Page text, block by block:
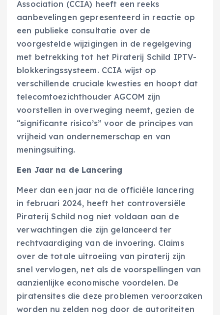
Association (CCIA) heeft een reeks
aanbevelingen gepresenteerd in reactie op
een publieke consultatie over de
voorgestelde wijzigingen in de regelgeving
met betrekking tot het Piraterij Schild IPTV-
blokkeringssysteem. CCIA wijst op
verschillende cruciale kwesties en hoopt dat
telecomtoezichthouder AGCOM zijn
voorstellen in overweging neemt, gezien de
“significante risico’s” voor de principes van
vrijheid van ondernemerschap en van
meningsuiting.
Een Jaar na de Lancering
Meer dan een jaar na de officiële lancering
in februari 2024, heeft het controversiële
Piraterij Schild nog niet voldaan aan de
verwachtingen die zijn gelanceerd ter
rechtvaardiging van de invoering. Claims
over de totale uitroeiing van piraterij zijn
snel vervlogen, net als de voorspellingen van
aanzienlijke economische voordelen. De
piratensites die deze problemen veroorzaken
worden nu zelden nog door de autoriteiten